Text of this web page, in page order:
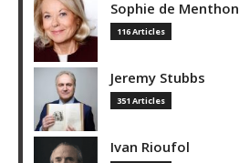
Sophie de Menthon
116 Articles
Jeremy Stubbs
351 Articles
Ivan Rioufol